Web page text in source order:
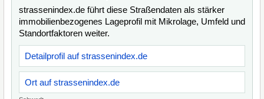
strassenindex.de führt diese Straßendaten als stärker
immobilienbezogenes Lageprofil mit Mikrolage, Umfeld und
Standortfaktoren weiter.
Detailprofil auf strassenindex.de
Ort auf strassenindex.de